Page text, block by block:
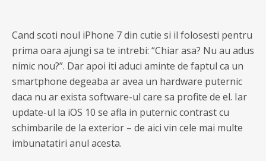
Cand scoti noul iPhone 7 din cutie si il folosesti pentru
prima oara ajungi sa te intrebi: “Chiar asa? Nu au adus
nimic nou?”. Dar apoi iti aduci aminte de faptul ca un
smartphone degeaba ar avea un hardware puternic
daca nu ar exista software-ul care sa profite de el. Iar
update-ul la iOS 10 se afla in puternic contrast cu
schimbarile de la exterior – de aici vin cele mai multe
imbunatatiri anul acesta.